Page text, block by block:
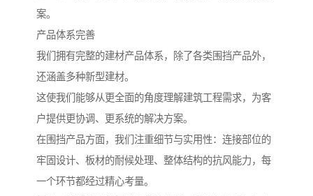
案。
产品体系完善
我们拥有完整的建材产品体系，除了各类围挡产品外，
还涵盖多种新型建材。
这使我们能够从更全面的角度理解建筑工程需求，为客
户提供更协调、更系统的解决方案。
在围挡产品方面，我们注重细节与实用性：连接部位的
牢固设计、板材的耐候处理、整体结构的抗风能力，每
一个环节都经过精心考量。